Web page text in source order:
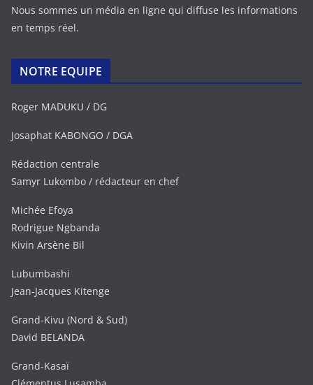
Nous sommes un média en ligne qui diffuse les informations
en temps réel.
NOTRE EQUIPE
Roger MADUKU / DG
Josaphat KABONGO / DGA
Rédaction centrale
Samyr Lukombo / rédacteur en chef
Michée Efoya
Rodrigue Ngbanda
Kivin Arsène Bil
Lubumbashi
Jean-Jacques Kitenge
Grand-Kivu (Nord & Sud)
David BELANDA
Grand-Kasaï